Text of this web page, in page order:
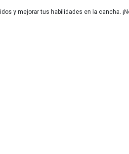
y mejorar tus habilidades en la cancha.